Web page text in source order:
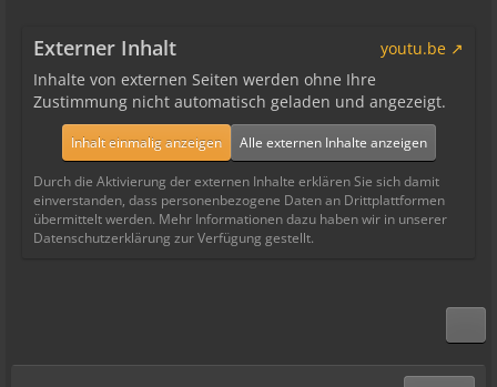
Externer Inhalt
youtu.be
Inhalte von externen Seiten werden ohne Ihre
Zustimmung nicht automatisch geladen und angezeigt.
Inhalt einmalig anzeigen Alle externen Inhalte anzeigen
Durch die Aktivierung der externen Inhalte erklären Sie sich damit
einverstanden, dass personenbezogene Daten an Drittplattformen
übermittelt werden. Mehr Informationen dazu haben wir in unserer
Datenschutzerklärung zur Verfügung gestellt.